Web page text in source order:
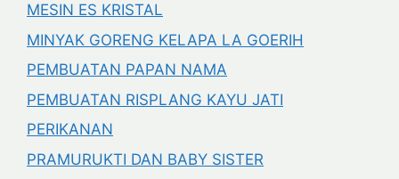
MESIN ES KRISTAL
MINYAK GORENG KELAPA LA GOERIH
PEMBUATAN PAPAN NAMA
PEMBUATAN RISPLANG KAYU JATI
PERIKANAN
PRAMURUKTI DAN BABY SISTER